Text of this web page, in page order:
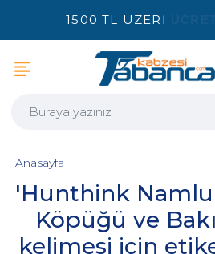
1500 TL ÜZERİ
'Hunthink
Köpüğü ve
kelimesi için
Anasayfa